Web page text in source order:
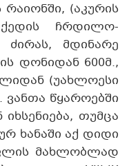
(აკურის
ჩრდილო-
მდინარე
დონიდან 600მ.,
(უახლოესი
ვანთა წყაროებში
თუმცა
ხანაში აქ დიდი
მახლობლად